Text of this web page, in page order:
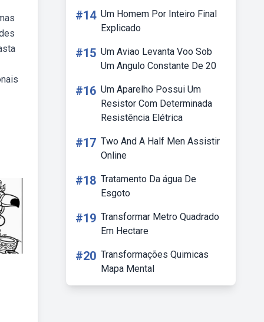
#14 Um Homem Por Inteiro Final
Explicado
#15 Um Aviao Levanta Voo Sob
Um Angulo Constante De 20
#16 Um Aparelho Possui Um
Resistor Com Determinada
Resistência Elétrica
#17 Two And A Half Men Assistir
Online
#18 Tratamento Da água De
Esgoto
#19 Transformar Metro Quadrado
Em Hectare
#20 Transformações Quimicas
Mapa Mental